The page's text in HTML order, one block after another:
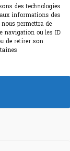
des technologies
informations des
permettra de
navigation ou les ID
de retirer son
la santé.
publication 100%